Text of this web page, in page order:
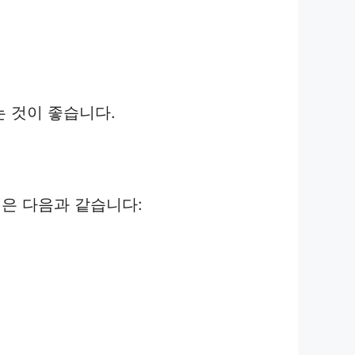
것이 좋습니다.
다음과 같습니다: